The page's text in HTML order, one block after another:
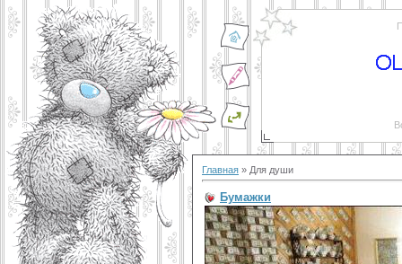
Главная » Для души
Бумажки